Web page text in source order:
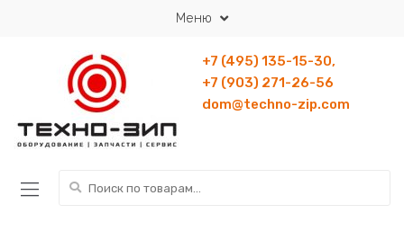
Меню
+7 (495) 135-15-30,
+7 (903) 271-26-56
dom@techno-zip.com
Искать: